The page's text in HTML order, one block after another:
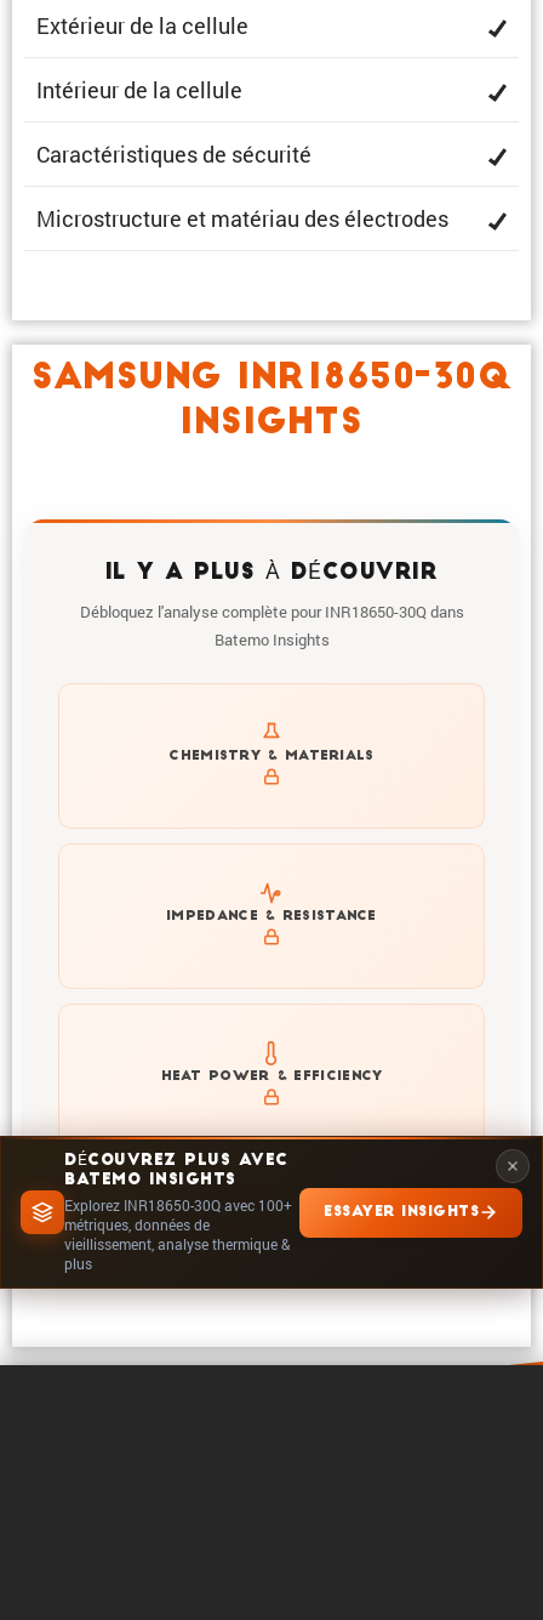
DÉCOUVREZ PLUS AVEC
BATEMO INSIGHTS
Explorez INR18650-30Q avec 100+
métriques, données de
vieillissement, analyse thermique &
plus
ESSAYER INSIGHTS
Extérieur de la cellule
Intérieur de la cellule
Carac­té­ris­tiques de sécurité
Micro­struc­ture et matériau des électrodes
SAMSUNG INR18650-30Q
INSIGHTS
IL Y A PLUS À DÉCOUVRIR
Débloquez l'analyse complète pour INR18650-30Q dans
Batemo Insights
CHEMISTRY & MATERIALS
Get to know active materials for the INR18650-30Q
IMPEDANCE & RESISTANCE
Explore impedance spectrum and DCIR (SOC, T) of
INR18650-30Q
HEAT POWER & EFFICIENCY
Explore heat generation and cell efficiency at different
temperatures and powers of INR18650-30Q
EXPLORER DANS INSIGHTS